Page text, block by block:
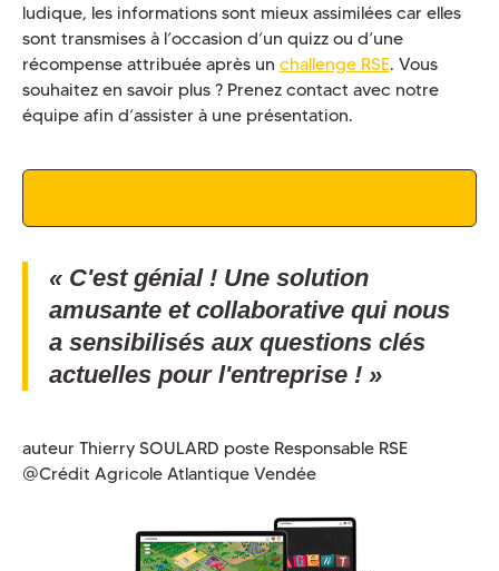
ludique, les informations sont mieux assimilées car elles
sont transmises à l’occasion d’un quizz ou d’une
récompense attribuée après un challenge RSE. Vous
souhaitez en savoir plus ? Prenez contact avec notre
équipe afin d’assister à une présentation.
« C'est génial ! Une solution
amusante et collaborative qui nous
a sensibilisés aux questions clés
actuelles pour l'entreprise ! »
auteur Thierry SOULARD poste Responsable RSE
@Crédit Agricole Atlantique Vendée